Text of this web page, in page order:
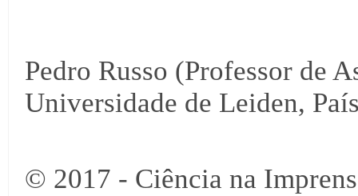
Pedro Russo (Professor de
Universidade de Leiden,
© 2017 - Ciência na